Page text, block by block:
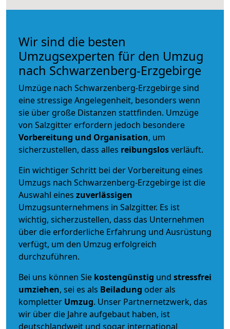
Wir sind die besten
Umzugsexperten für den Umzug
nach Schwarzenberg-Erzgebirge
Umzüge nach Schwarzenberg-Erzgebirge sind
eine stressige Angelegenheit, besonders wenn
sie über große Distanzen stattfinden. Umzüge
von Salzgitter erfordern jedoch besondere
Vorbereitung und Organisation, um
sicherzustellen, dass alles reibungslosverläuft.
Ein wichtiger Schritt bei der Vorbereitung eines
Umzugs nach Schwarzenberg-Erzgebirge ist die
Auswahl eines zuverlässigen
Umzugsunternehmens in Salzgitter. Es ist
wichtig, sicherzustellen, dass das Unternehmen
über die erforderliche Erfahrung und Ausrüstung
verfügt, um den Umzug erfolgreich
durchzuführen.
Bei uns können Sie kostengünstig und stressfrei
umziehen, sei es als Beiladung oder als
kompletter Umzug. Unser Partnernetzwerk, das
wir über die Jahre aufgebaut haben, ist
deutschlandweit und sogar international